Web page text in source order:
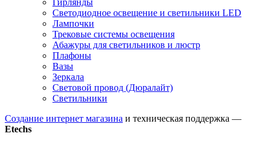
Гирлянды
Светодиодное освещение и светильники LED
Лампочки
Трековые системы освещения
Абажуры для светильников и люстр
Плафоны
Вазы
Зеркала
Световой провод (Дюралайт)
Светильники
Создание интернет магазина и техническая поддержка —
Etechs